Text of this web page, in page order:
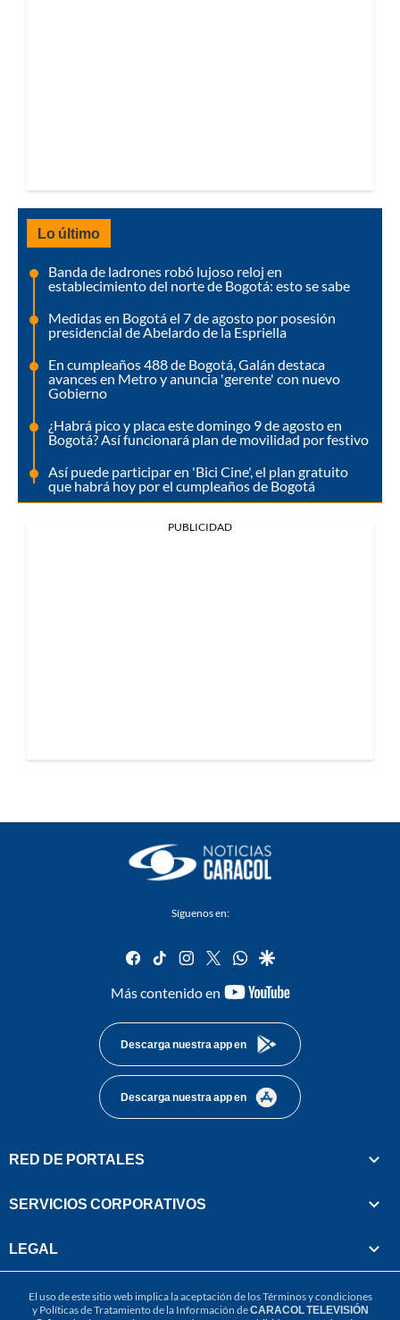
Lo último
Banda de ladrones robó lujoso reloj en
establecimiento del norte de Bogotá: esto se sabe
Medidas en Bogotá el 7 de agosto por posesión
presidencial de Abelardo de la Espriella
En cumpleaños 488 de Bogotá, Galán destaca
avances en Metro y anuncia 'gerente' con nuevo
Gobierno
¿Habrá pico y placa este domingo 9 de agosto en
Bogotá? Así funcionará plan de movilidad por festivo
Así puede participar en 'Bici Cine', el plan gratuito
que habrá hoy por el cumpleaños de Bogotá
PUBLICIDAD
Síguenos en:
facebook
tiktok instagram
twitterwhatsapp
google
Más contenido en
youtube-
Descarga nuestra app en
Descarga nuestra app en
RED DE PORTALES
SERVICIOS CORPORATIVOS
LEGAL
El uso de este sitio web implica la aceptación de losTérminos y condiciones
y Políticas de Tratamiento de la Información deCARACOL TELEVISIÓN